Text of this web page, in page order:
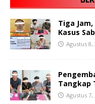
Tiga
Kasus
Agustus 8,
Tangkap
Agustus 7,